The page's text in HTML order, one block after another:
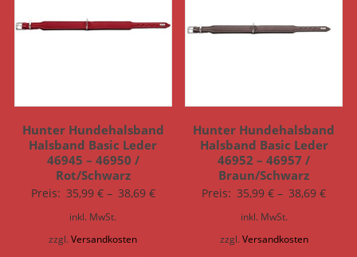
Hunter Hundehalsband
Halsband Basic Leder
46945 – 46950 /
Rot/Schwarz
Preis: 35,99 €– 38,69 €
inkl. MwSt.
zzgl.Versandkosten
Hunter Hundehalsband
Halsband Basic Leder
46952 – 46957 /
Braun/Schwarz
Preis: 35,99€ – 38,69€
inkl. MwSt.
zzgl. Versandkosten